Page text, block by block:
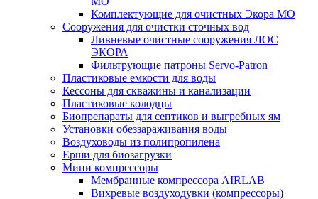
Комплектующие для очистных Экора МО
Сооружения для очистки сточных вод
Ливневые очистные сооружения ЛОС
ЭКОРА
Фильтрующие патроны Servo-Patron
Пластиковые емкости для воды
Кессоны для скважины и канализации
Пластиковые колодцы
Биопрепараты для септиков и выгребных ям
Установки обеззараживания воды
Воздуховоды из полипропилена
Ерши для биозагрузки
Мини компрессоры
Мембранные компрессора AIRLAB
Вихревые воздуходувки (компрессоры)